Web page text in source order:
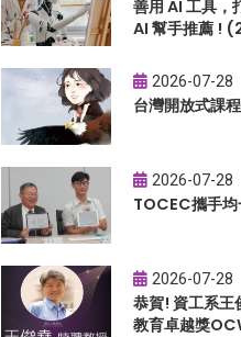
善用 AI 工具，
AI 幫手推薦 !
2026-07-28
台灣開放式課
2026-07-28
TOCEC攜手均
2026-07-28
恭賀! 資工系
教育卓越獎